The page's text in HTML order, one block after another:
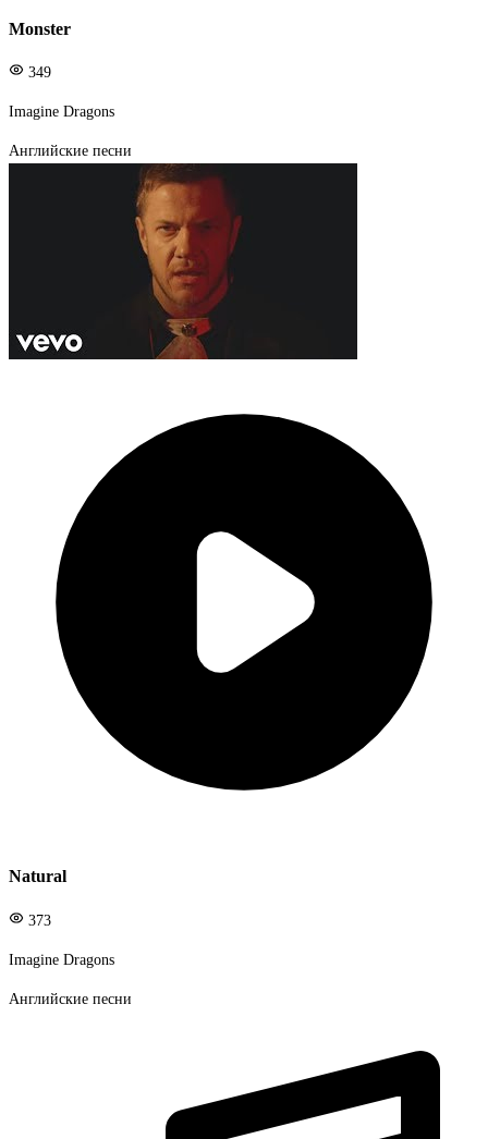
Monster
349
Imagine Dragons
Английские песни
Natural
373
Imagine Dragons
Английские песни